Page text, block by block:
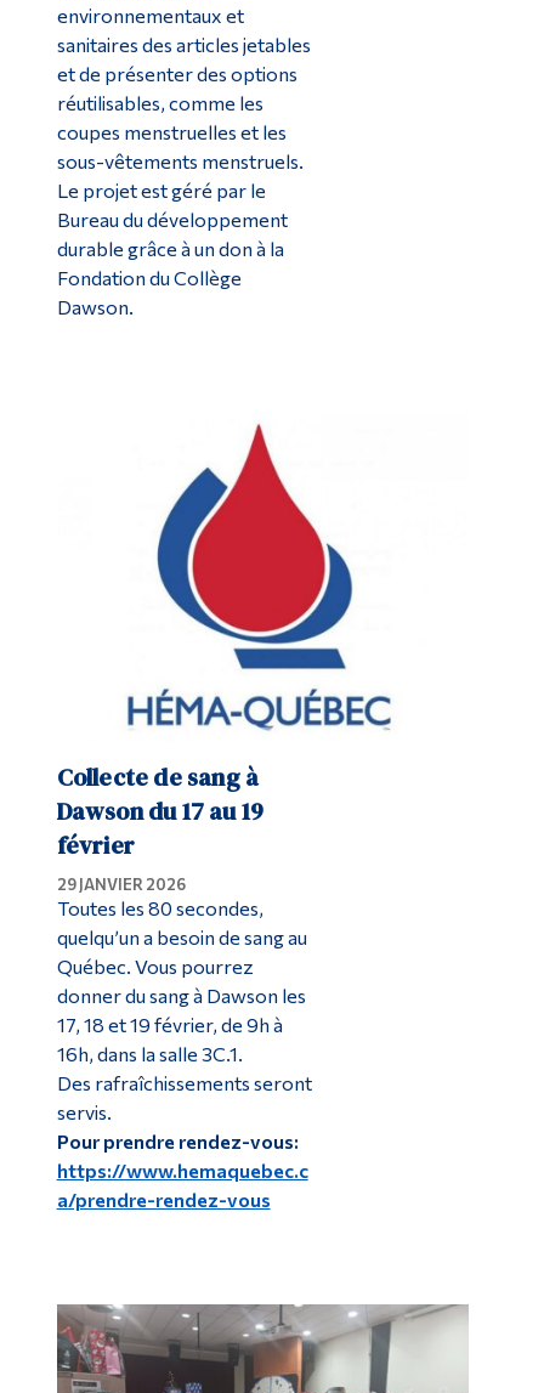
environnementaux et
sanitaires des articles jetables
et de présenter des options
réutilisables, comme les
coupes menstruelles et les
sous-vêtements menstruels.
Le projet est géré par le
Bureau du développement
durable grâce à un don à la
Fondation du Collège
Dawson.
Collecte de sang à
Dawson du 17 au 19
février
29 JANVIER 2026
Toutes les 80 secondes,
quelqu’un a besoin de sang au
Québec. Vous pourrez
donner du sang à Dawson les
17, 18 et 19 février, de 9h à
16h, dans la salle 3C.1.
Des rafraîchissements seront
servis.
Pour prendre rendez-vous:
https://www.hemaquebec.c
a/prendre-rendez-vous